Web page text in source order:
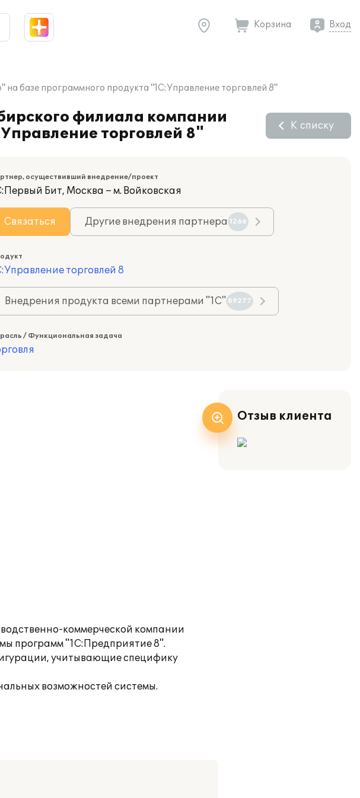
Корзина Вход
базе программного продукта "1С:Управление торговлей 8"
филиала компании
торговлей 8"
К списку
осуществивший внедрение/проект
Бит, Москва – м. Войковская
Связаться Другие внедрения партнера 1266
торговлей 8
Внедрения продукта всеми партнерами "1С" 89277
/ Функциональная задача
коммерческой компании
программ "1С:Предприятие 8".
учитывающие специфику
возможностей системы.
Отзыв клиента